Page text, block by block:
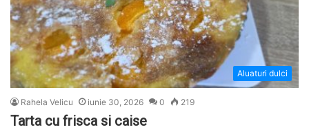
Aluaturi dulci
Rahela Velicu iunie 30, 2026 0 219
Tarta cu frisca si caise